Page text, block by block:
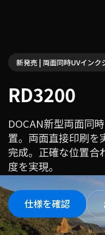
新発売 | 両面同時UVインク
RD3200
DOCAN新型両面同
置。両面直接印刷を
完成。正確な位置合
度を実現。
仕様を確認